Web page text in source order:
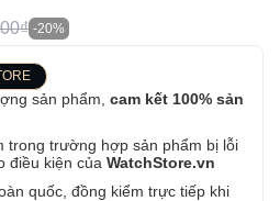
-20%
sản phẩm, cam kết 100% sản
trong trường hợp sản phẩm bị lỗi
điều kiện của WatchStore.vn
quốc, đồng kiểm trực tiếp khi